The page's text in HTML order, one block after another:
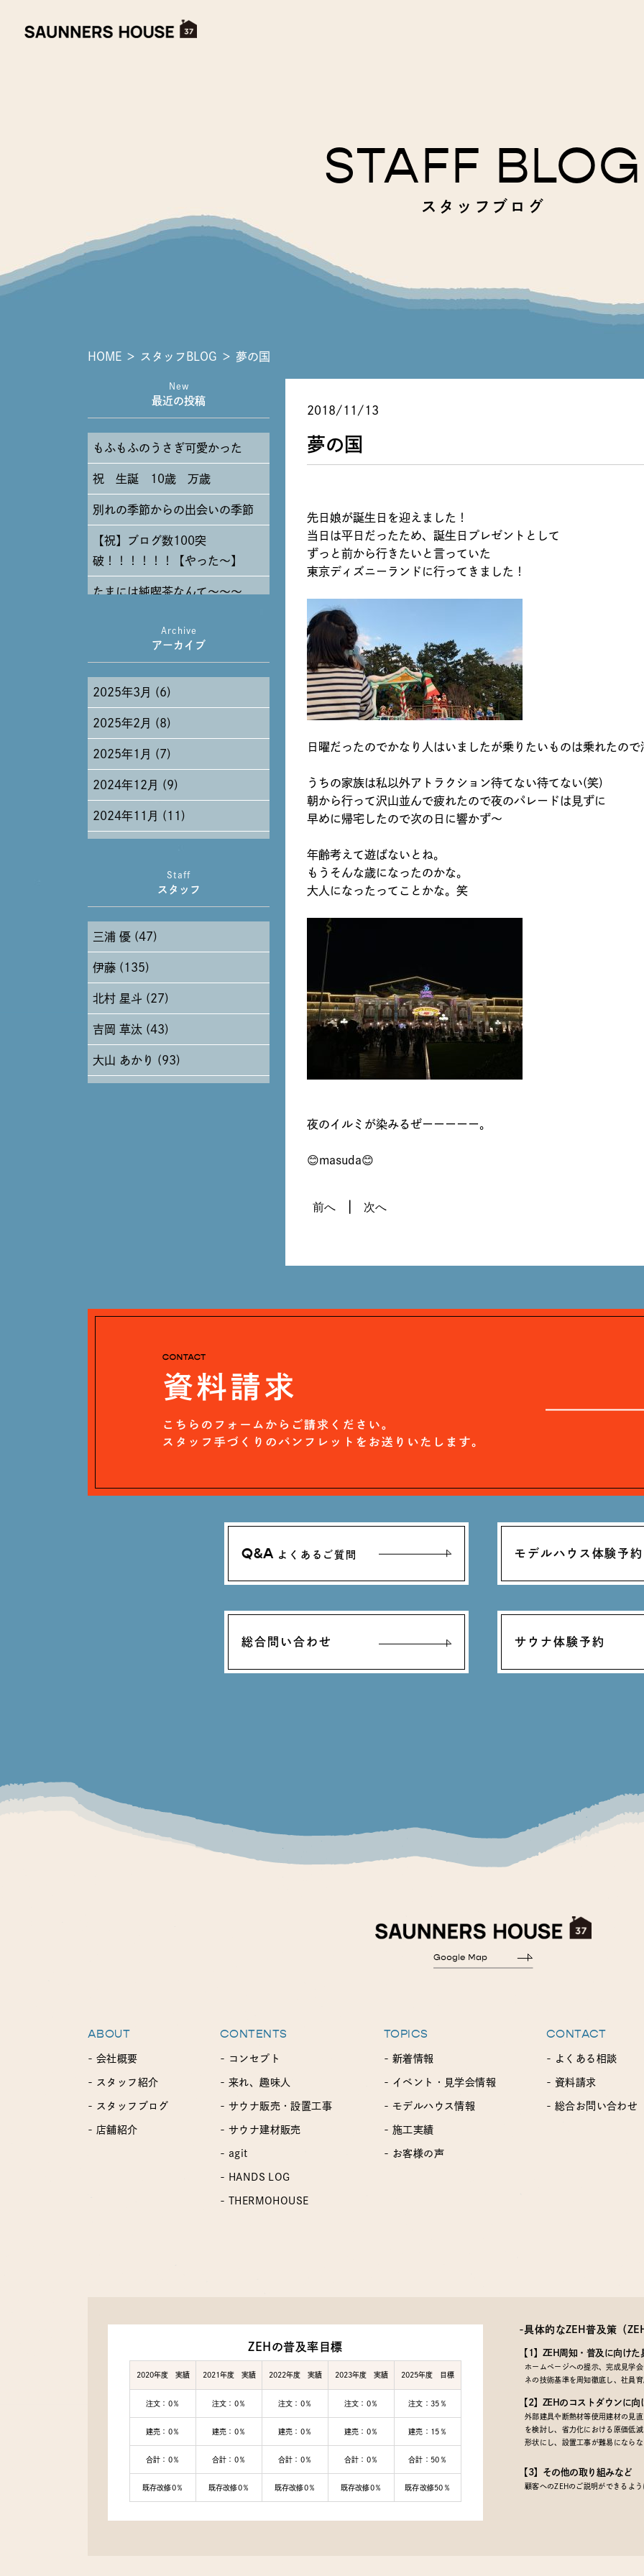
STAFF BLOG
スタッフブログ
HOME ＞ スタッフBLOG ＞ 夢の国
2018/11/13
夢の国
先日娘が誕生日を迎えました！
当日は平日だったため、誕生日プレゼントとして
ずっと前から行きたいと言っていた
東京ディズニーランドに行ってきました！
日曜だったのでかなり人はいましたが乗りたいものは乗れたの
うちの家族は私以外アトラクション待てない待てない(笑)
朝から行って沢山並んで疲れたので夜のパレードは見ずに
早めに帰宅したので次の日に響かず～
年齢考えて遊ばないとね。
もうそんな歳になったのかな。
大人になったってことかな。笑
夜のイルミが染みるぜーーーーー。
😊masuda😊
前へ 次へ
New
最近の投稿
もふもふのうさぎ可愛かった
祝 生誕 10歳 万歳
別れの季節からの出会いの季節
【祝】ブログ数100突
破！！！！！！【やった～】
たまには純喫茶なんて～～～
Archive
アーカイブ
2025年3月 (6)
2025年2月 (8)
2025年1月 (7)
2024年12月 (9)
2024年11月 (11)
2024年9月 (11)
2024年8月 (11)
2024年7月 (11)
2024年6月 (12)
2024年5月 (19)
2024年4月 (17)
Staff
スタッフ
三浦 優 (47)
伊藤 (135)
北村 星斗 (27)
吉岡 草汰 (43)
大山 あかり (93)
Q&A よくあるご質問 モデルハウス体験予約
総合問い合わせ サウナ体験予約
ABOUT
- 会社概要
- スタッフ紹介
- スタッフブログ
- 店舗紹介
CONTENTS
- コンセプト
- 来れ、趣味人
- サウナ販売・設置工事
- サウナ建材販売
- agit
- HANDS LOG
- THERMOHOUSE
TOPICS
- 新着情報
- イベント・見学会情報
- モデルハウス情報
- 施工実績
- お客様の声
CONTACT
- よくある相談
- 資料請求
- 総合お問い合わせ
ZEHの普及率目標
2020年度 実績 2021年度 実績 2022年度 実績 2023年度 実績 2025年度 目標
注文：0％ 注文：0％ 注文：0％ 注文：0％ 注文：35％
建売：0％ 建売：0％ 建売：0％ 建売：0％ 建売：15％
合計：0％ 合計：0％ 合計：0％ 合計：0％ 合計：50％
既存改修0％ 既存改修0％ 既存改修0％ 既存改修0％ 既存改修50％
-具体的なZEH普及策 （
【1】ZEH周知・普及に向けた
ホームページへの提示、完成見学
ネの技術基準を周知徹底し、社員
【2】ZEHのコストダウンに向
外部建具や断熱材等使用建材の見
を検討し、省力化における原価低
形状にし、設置工事が難易になら
【3】その他の取り組みなど
顧客へのZEHのご説明ができるよ